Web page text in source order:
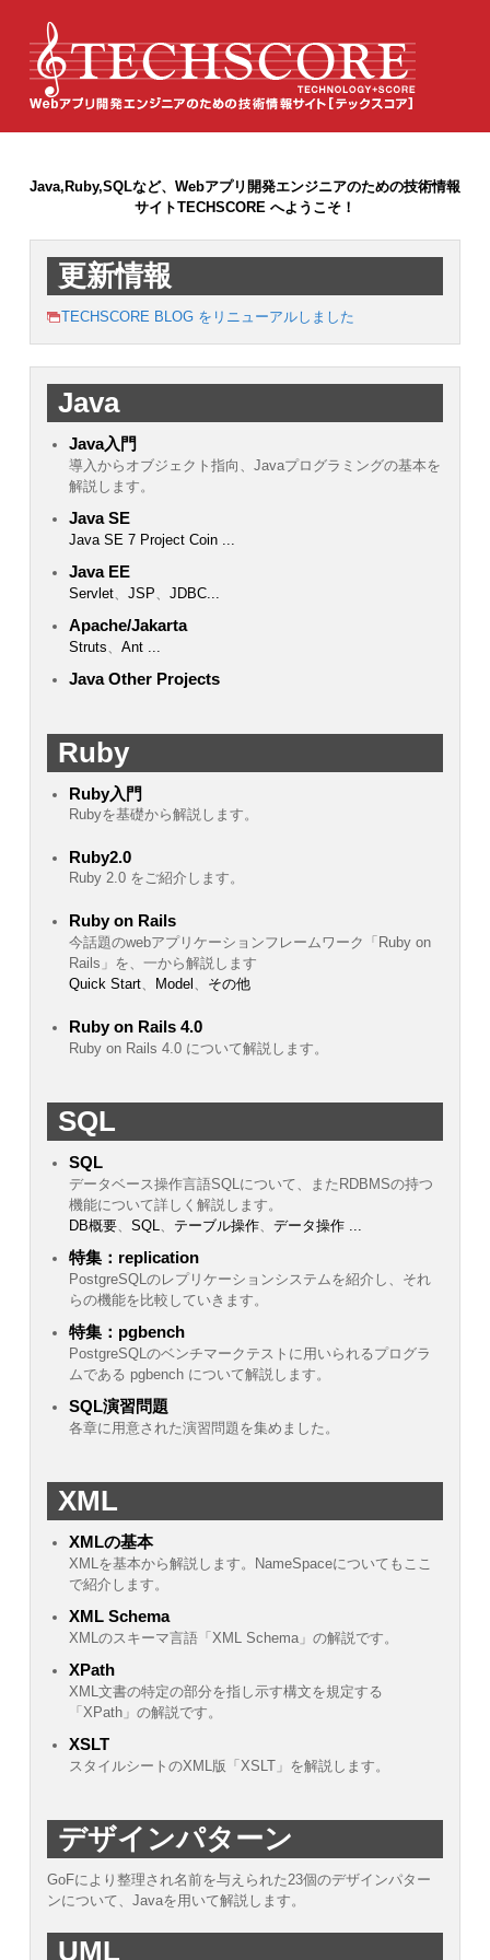
Java,Ruby,SQLなど、Webアプリ開発エンジニアのための技術情報
サイトTECHSCORE へようこそ！
更新情報
TECHSCORE BLOG をリニューアルしました
Java
Java入門
導入からオブジェクト指向、Javaプログラミングの基本を
解説します。
Java SE
Java SE 7 Project Coin ...
Java EE
Servlet、 JSP、 JDBC...
Apache/Jakarta
Struts、 Ant ...
Java Other Projects
Ruby
Ruby入門
Rubyを基礎から解説します。
Ruby2.0
Ruby 2.0 をご紹介します。
Ruby on Rails
今話題のwebアプリケーションフレームワーク「Ruby on
Rails」を、一から解説します
Quick Start、 Model 、 その他
Ruby on Rails 4.0
Ruby on Rails 4.0 について解説します。
SQL
SQL
データベース操作言語SQLについて、またRDBMSの持つ
機能について詳しく解説します。
DB概要、 SQL、 テーブル操作、 データ操作 ...
特集：replication
PostgreSQLのレプリケーションシステムを紹介し、それ
らの機能を比較していきます。
特集：pgbench
PostgreSQLのベンチマークテストに用いられるプログラ
ムである pgbench について解説します。
SQL演習問題
各章に用意された演習問題を集めました。
XML
XMLの基本
XMLを基本から解説します。NameSpaceについてもここ
で紹介します。
XML Schema
XMLのスキーマ言語「XML Schema」の解説です。
XPath
XML文書の特定の部分を指し示す構文を規定する
「XPath」の解説です。
XSLT
スタイルシートのXML版「XSLT」を解説します。
デザインパターン
GoFにより整理され名前を与えられた23個のデザインパター
ンについて、Javaを用いて解説します。
UML